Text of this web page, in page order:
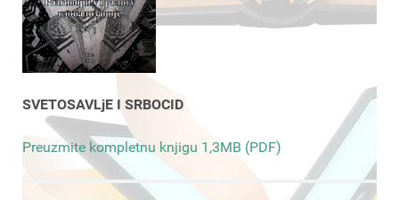
SVETOSAVLjE I SRBOCID
Preuzmite kompletnu knjigu 1,3MB (PDF)